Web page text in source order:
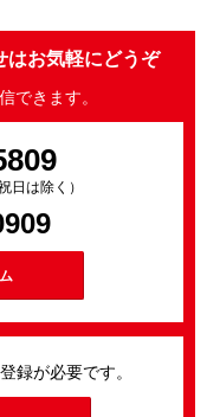
はお気軽にどうぞ
できます。
日は除く）
録が必要です。